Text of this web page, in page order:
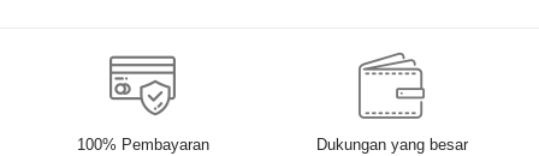
100% Pembayaran
Dukungan yang besar